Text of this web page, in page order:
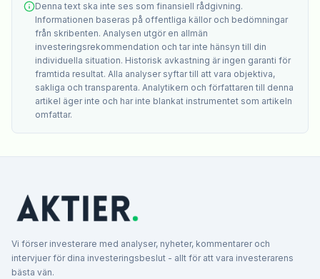
Denna text ska inte ses som finansiell rådgivning.
Informationen baseras på offentliga källor och bedömningar
från skribenten. Analysen utgör en allmän
investeringsrekommendation och tar inte hänsyn till din
individuella situation. Historisk avkastning är ingen garanti för
framtida resultat. Alla analyser syftar till att vara objektiva,
sakliga och transparenta. Analytikern och författaren till denna
artikel äger inte och har inte blankat instrumentet som artikeln
omfattar.
Vi förser investerare med analyser, nyheter, kommentarer och
intervjuer för dina investeringsbeslut - allt för att vara investerarens
bästa vän.